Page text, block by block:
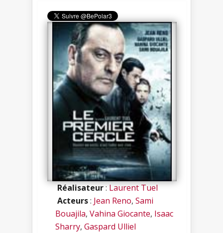
Réalisateur:Laurent Tuel
Acteurs: Jean Reno, Sami
Bouajila, Vahina Giocante, Isaac
Sharry, Gaspard Ulliel